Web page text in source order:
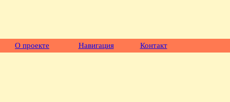
О проекте Навигация Контакт